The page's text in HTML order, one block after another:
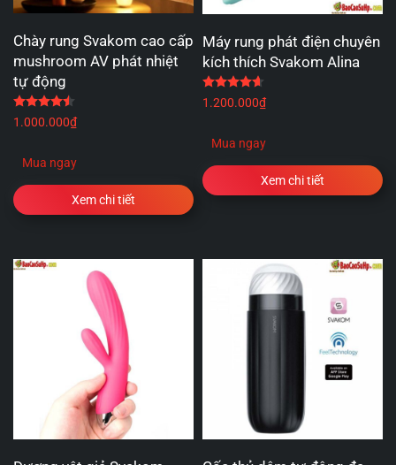
Chày rung Svakom cao cấp
mushroom AV phát nhiệt
tự động
5 sao
1.000.000₫
Mua ngay
Xem chi tiết
Máy rung phát điện chuyên
kích thích Svakom Alina
1.200.000₫
Mua ngay
Xem chi tiết